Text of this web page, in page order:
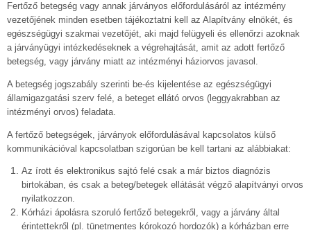
Fertőző betegség vagy annak járványos előfordulásáról az intézmény
vezetőjének minden esetben tájékoztatni kell az Alapítvány elnökét, és
egészségügyi szakmai vezetőjét, aki majd felügyeli és ellenőrzi azoknak
a járványügyi intézkedéseknek a végrehajtását, amit az adott fertőző
betegség, vagy járvány miatt az intézményi háziorvos javasol.
A betegség jogszabály szerinti be-és kijelentése az egészségügyi
államigazgatási szerv felé, a beteget ellátó orvos (leggyakrabban az
intézményi orvos) feladata.
A fertőző betegségek, járványok előfordulásával kapcsolatos külső
kommunikációval kapcsolatban szigorúan be kell tartani az alábbiakat:
Az írott és elektronikus sajtó felé csak a már biztos diagnózis
birtokában, és csak a beteg/betegek ellátását végző alapítványi orvos
nyilatkozzon.
Kórházi ápolásra szoruló fertőző betegekről, vagy a járvány által
érintettekről (pl. tünetmentes kórokozó hordozók) a kórházban erre